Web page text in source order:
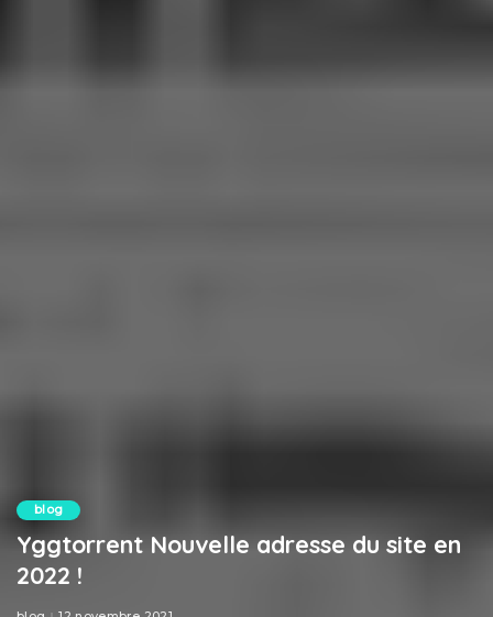
blog
Yggtorrent Nouvelle adresse du site en
2022 !